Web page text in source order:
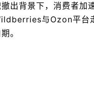
出背景下，消费者加
与Ozon平台
。